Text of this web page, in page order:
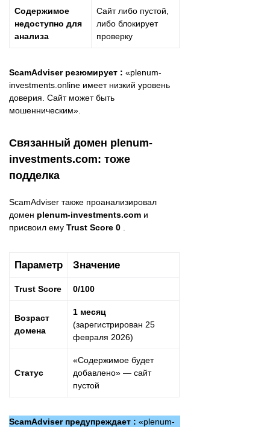
Содержимое
недоступно для
анализа
Сайт либо пустой,
либо блокирует
проверку
ScamAdviser резюмирует : «plenum-
investments.online имеет низкий уровень
доверия. Сайт может быть
мошенническим».
Связанный домен plenum-
investments.com: тоже
подделка
ScamAdviser также проанализировал
домен plenum-investments.com и
присвоил ему Trust Score 0
Параметр Значение
Trust Score 0/100
Возраст
домена
1 месяц
(зарегистрирован 25
февраля 2026)
Статус
«Содержимое будет
добавлено» — сайт
пустой
ScamAdviser предупреждает : «plenum-